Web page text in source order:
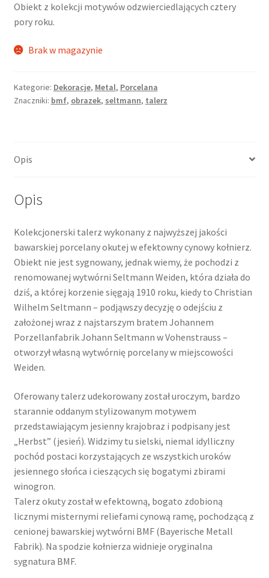
Obiekt z kolekcji motywów odzwierciedlających cztery
pory roku.
Brak w magazynie
Kategorie: Dekoracje, Metal, Porcelana
Znaczniki: bmf, obrazek, seltmann, talerz
Opis
Opis
Kolekcjonerski talerz wykonany z najwyższej jakości
bawarskiej porcelany okutej w efektowny cynowy kołnierz.
Obiekt nie jest sygnowany, jednak wiemy, że pochodzi z
renomowanej wytwórni Seltmann Weiden, która działa do
dziś, a której korzenie sięgają 1910 roku, kiedy to Christian
Wilhelm Seltmann – podjąwszy decyzję o odejściu z
założonej wraz z najstarszym bratem Johannem
Porzellanfabrik Johann Seltmann w Vohenstrauss –
otworzył własną wytwórnię porcelany w miejscowości
Weiden.
Oferowany talerz udekorowany został uroczym, bardzo
starannie oddanym stylizowanym motywem
przedstawiającym jesienny krajobraz i podpisany jest
„Herbst” (jesień). Widzimy tu sielski, niemal idylliczny
pochód postaci korzystających ze wszystkich uroków
jesiennego słońca i cieszących się bogatymi zbirami
winogron.
Talerz okuty został w efektowną, bogato zdobioną
licznymi misternymi reliefami cynową ramę, pochodzącą z
cenionej bawarskiej wytwórni BMF (Bayerische Metall
Fabrik). Na spodzie kołnierza widnieje oryginalna
sygnatura BMF.